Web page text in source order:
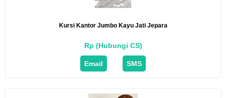
Kursi Kantor Jumbo Kayu Jati Jepara
Rp (Hubungi CS)
Email SMS